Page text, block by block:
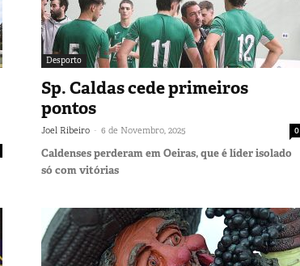
Desporto
Sp. Caldas cede primeiros
pontos
Joel Ribeiro - 6 de Novembro, 2025 0
Caldenses perderam em Oeiras, que é líder isolado
só com vitórias